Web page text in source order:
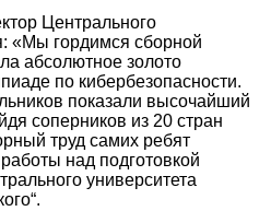
Центрального
«Мы гордимся сборной
абсолютное золото
по кибербезопасности.
показали высочайший
соперников из 20 стран
труд самих ребят
над подготовкой
университета